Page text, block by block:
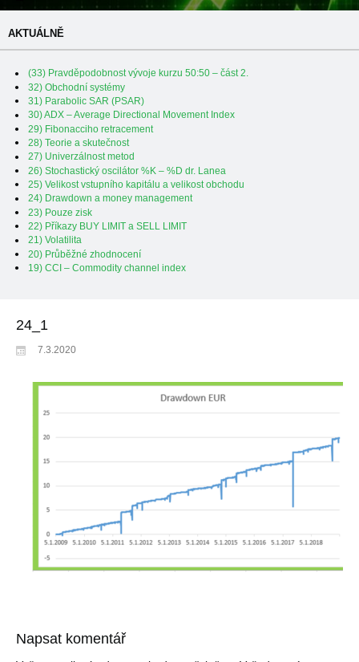
AKTUÁLNĚ
(33) Pravděpodobnost vývoje kurzu 50:50 – část 2.
32) Obchodní systémy
31) Parabolic SAR (PSAR)
30) ADX – Average Directional Movement Index
29) Fibonacciho retracement
28) Teorie a skutečnost
27) Univerzálnost metod
26) Stochastický oscilátor %K – %D dr. Lanea
25) Velikost vstupního kapitálu a velikost obchodu
24) Drawdown a money management
23) Pouze zisk
22) Příkazy BUY LIMIT a SELL LIMIT
21) Volatilita
20) Průběžné zhodnocení
19) CCI – Commodity channel index
24_1
7.3.2020
Napsat komentář